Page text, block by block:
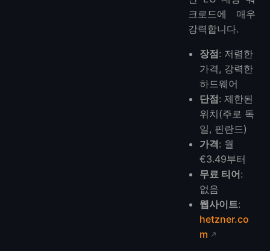
크로드에 매우
강력합니다.
장점: 저렴한
가격, 강력한
하드웨어
단점: 제한된
위치(주로 독
일, 핀란드)
가격: 월
€3.49부터
무료 티어:
없음
웹사이트:
hetzner.co
m